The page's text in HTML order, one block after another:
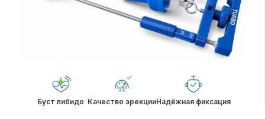
Буст либидо Качество эрекцииНадёжная фиксация